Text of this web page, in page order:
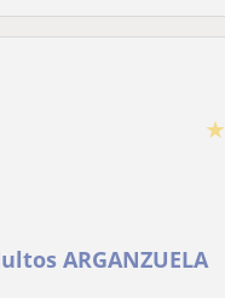
★
ARGANZUELA